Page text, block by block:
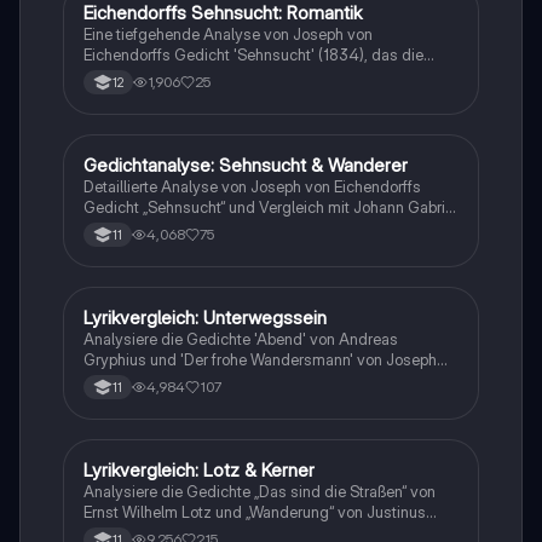
Mittel und die Bedeutung von Reisen in der Literatur.
Deutsch
Eichendorffs Sehnsucht: Romantik
Eine tiefgehende Analyse von Joseph von
Eichendorffs Gedicht 'Sehnsucht' (1834), das die
Themen Natur, Freiheit und das romantische Gefühl
der Sehnsucht behandelt. Entdecken Sie die Symbolik
verdeutlicht. Ideal für Studierende der Romantik und
Literaturwissenschaft.
12 1,906 25
Deutsch
Gedichtanalyse: Sehnsucht & Wanderer
Detaillierte Analyse von Joseph von Eichendorffs
Gedicht „Sehnsucht“ und Vergleich mit Johann Gabriel
Seidls „Der Wanderer an den Mond“. Erforschen Sie
zentrale Themen wie Sehnsucht, Natur und
11 4,068 75
Deutsch
Lyrikvergleich: Unterwegssein
Analysiere die Gedichte 'Abend' von Andreas
Gryphius und 'Der frohe Wandersmann' von Joseph
von Eichendorff im Kontext des Motivs des
Unterwegsseins. Diese vergleichende Analyse
Hintergrund. Ideal für die Vorbereitung auf die Klausur
mit einem Erwartungshorizont von 14 Punkten.
11 4,984 107
Deutsch
Lyrikvergleich: Lotz & Kerner
Analysiere die Gedichte „Das sind die Straßen“ von
Ernst Wilhelm Lotz und „Wanderung“ von Justinus
Kerner. Diese umfassende Gedichtanalyse bietet